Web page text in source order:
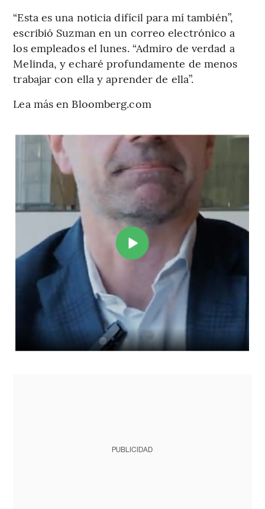
“Esta es una noticia difícil para mí también”,
escribió Suzman en un correo electrónico a
los empleados el lunes. “Admiro de verdad a
Melinda, y echaré profundamente de menos
trabajar con ella y aprender de ella”.
Lea más en Bloomberg.com
PUBLICIDAD